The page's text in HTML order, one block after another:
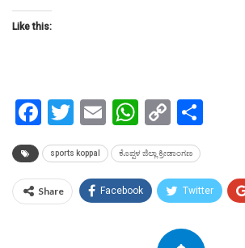
Like this:
Facebook
Twitter
EmailWhatsApp
Copy
Link
sports koppal ಕೊಪ್ಪಳ ಜಿಲ್ಲಾ ಕ್ರೀಡಾಂಗಣ
Share Facebook Twitter